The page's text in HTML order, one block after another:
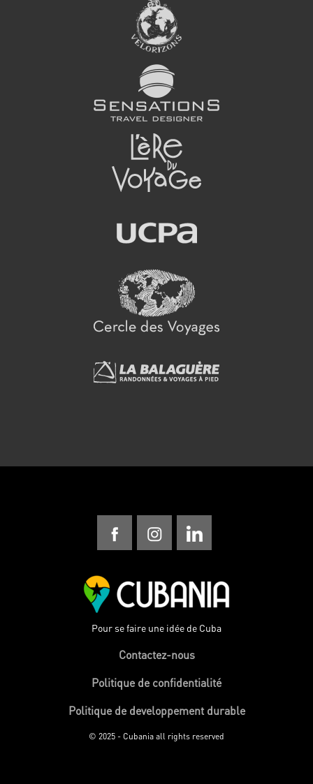
Pour se faire une idée de Cuba
Contactez-nous
Politique de confidentialité
Politique de developpement durable
© 2025 - Cubania all rights reserved